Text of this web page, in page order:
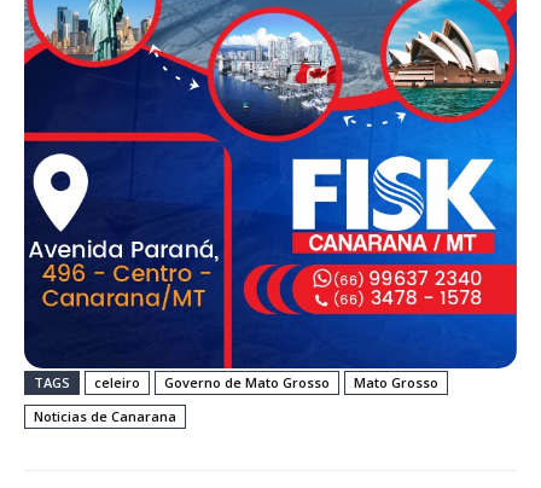
TAGS celeiro Governo de Mato Grosso
Mato Grosso
Noticias de Canarana